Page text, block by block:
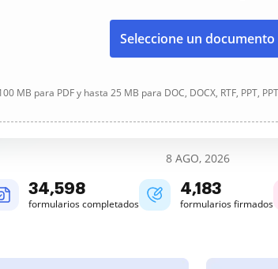
Seleccione un documento
MB para PDF y hasta 25 MB para DOC, DOCX, RTF, PPT,
8 AGO, 2026
34,598
formularios completados
4,183
formularios firmados